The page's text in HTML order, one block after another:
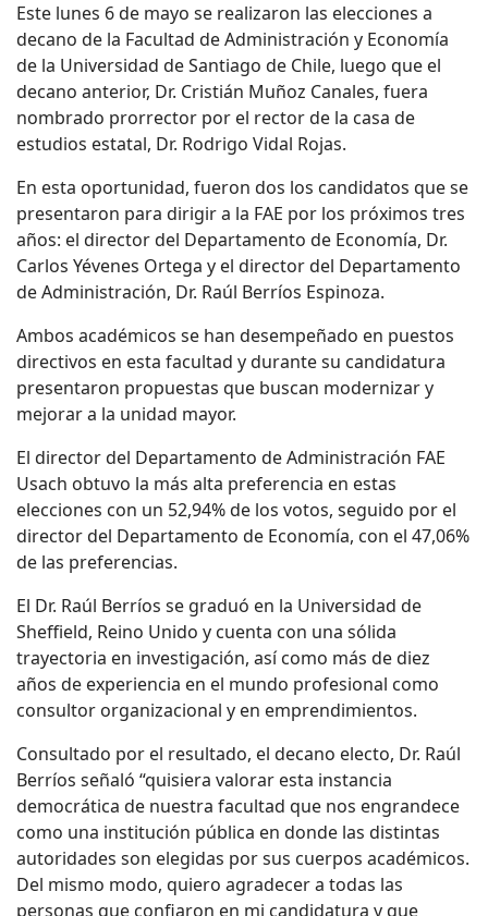
Este lunes 6 de mayo se realizaron las elecciones a
decano de la Facultad de Administración y Economía
de la Universidad de Santiago de Chile, luego que el
decano anterior, Dr. Cristián Muñoz Canales, fuera
nombrado prorrector por el rector de la casa de
estudios estatal, Dr. Rodrigo Vidal Rojas.
En esta oportunidad, fueron dos los candidatos que se
presentaron para dirigir a la FAE por los próximos tres
años: el director del Departamento de Economía, Dr.
Carlos Yévenes Ortega y el director del Departamento
de Administración, Dr. Raúl Berríos Espinoza.
Ambos académicos se han desempeñado en puestos
directivos en esta facultad y durante su candidatura
presentaron propuestas que buscan modernizar y
mejorar a la unidad mayor.
El director del Departamento de Administración FAE
Usach obtuvo la más alta preferencia en estas
elecciones con un 52,94% de los votos, seguido por el
director del Departamento de Economía, con el 47,06%
de las preferencias.
El Dr. Raúl Berríos se graduó en la Universidad de
Sheffield, Reino Unido y cuenta con una sólida
trayectoria en investigación, así como más de diez
años de experiencia en el mundo profesional como
consultor organizacional y en emprendimientos.
Consultado por el resultado, el decano electo, Dr. Raúl
Berríos señaló “quisiera valorar esta instancia
democrática de nuestra facultad que nos engrandece
como una institución pública en donde las distintas
autoridades son elegidas por sus cuerpos académicos.
Del mismo modo, quiero agradecer a todas las
personas que confiaron en mi candidatura y que